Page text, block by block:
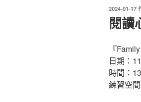
發
佈
於
2024-01-17
閱讀
『
日期：
時間：
練習空